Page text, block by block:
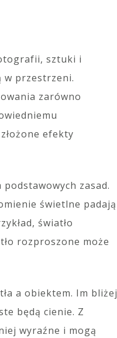
sztuki i
w przestrzeni.
zarówno
efekty
zasad.
świetlne padają
światło
rozproszone może
a obiektem. Im bliżej
będą cienie. Z
wyraźne i mogą